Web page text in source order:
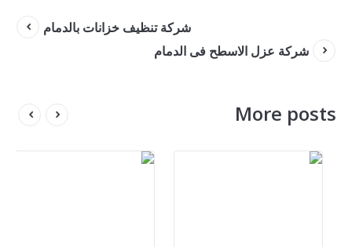
شركة تنظيف خزانات بالدمام
شركة عزل الاسطح فى الدمام
More posts